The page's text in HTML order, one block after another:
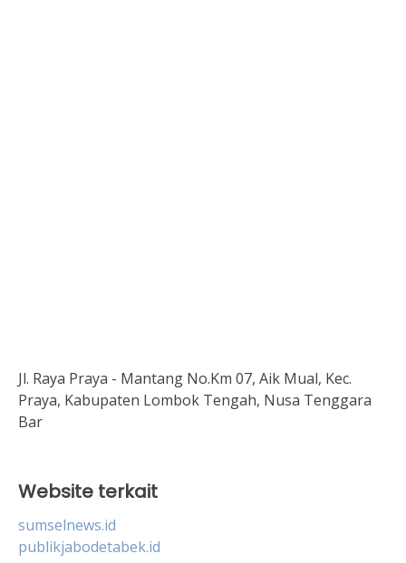
Jl. Raya Praya - Mantang No.Km 07, Aik Mual, Kec.
Praya, Kabupaten Lombok Tengah, Nusa Tenggara
Bar
Website terkait
sumselnews.id
publikjabodetabek.id